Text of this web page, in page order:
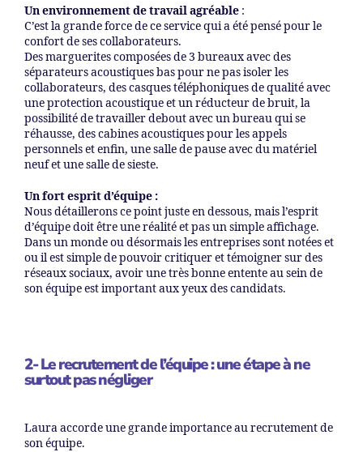
Un environnement de travail agréable :
C’est la grande force de ce service qui a été pensé pour le
confort de ses collaborateurs.
Des marguerites composées de 3 bureaux avec des
séparateurs acoustiques bas pour ne pas isoler les
collaborateurs, des casques téléphoniques de qualité avec
une protection acoustique et un réducteur de bruit, la
possibilité de travailler debout avec un bureau qui se
réhausse, des cabines acoustiques pour les appels
personnels et enfin, une salle de pause avec du matériel
neuf et une salle de sieste.
Un fort esprit d’équipe :
Nous détaillerons ce point juste en dessous, mais l’esprit
d’équipe doit être une réalité et pas un simple affichage.
Dans un monde ou désormais les entreprises sont notées et
ou il est simple de pouvoir critiquer et témoigner sur des
réseaux sociaux, avoir une très bonne entente au sein de
son équipe est important aux yeux des candidats.
2- Le recrutement de l’équipe : une étape à ne
surtout pas négliger
Laura accorde une grande importance au recrutement de
son équipe.